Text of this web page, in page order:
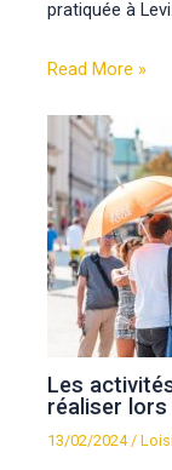
pratiquée à
Read More »
Les
réaliser lors
13/02/2024/